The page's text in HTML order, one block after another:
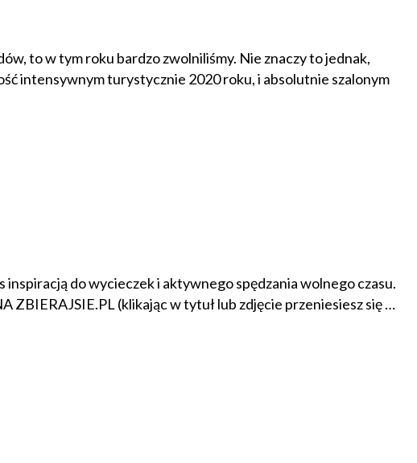
to w tym roku bardzo zwolniliśmy. Nie znaczy to jednak,
intensywnym turystycznie 2020 roku, i absolutnie szalonym
inspiracją do wycieczek i aktywnego spędzania wolnego czasu.
ZBIERAJSIE.PL (klikając w tytuł lub zdjęcie przeniesiesz się …